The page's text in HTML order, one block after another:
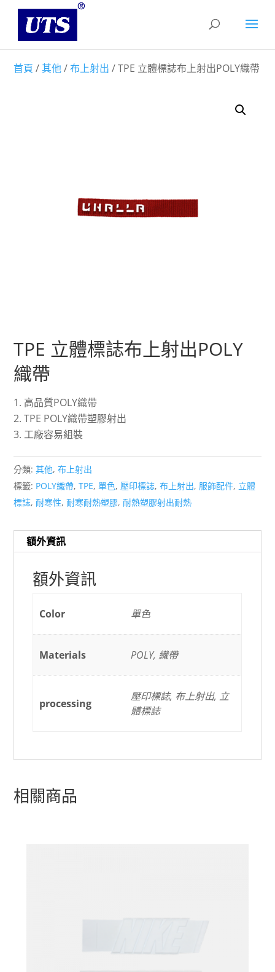
首頁 /其他/布上射出 / TPE 立體標誌布上射出POLY織帶
TPE 立體標誌布上射出POLY
織帶
高品質POLY織帶
TPE POLY織帶塑膠射出
工廠容易組裝
分類:其他,布上射出
標籤: POLY織帶,TPE,單色, 壓印標誌,布上射出, 服飾配件, 立體
標誌,耐寒性,耐寒耐熱塑膠,耐熱塑膠射出耐熱
額外資訊
額外資訊
Color 單色
Materials POLY, 織帶
processing
壓印標誌, 布上射出, 立
體標誌
相關商品